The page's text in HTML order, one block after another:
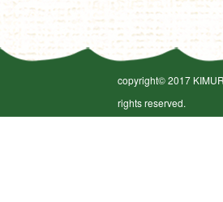
copyright©︎ 2017
rights reserved.